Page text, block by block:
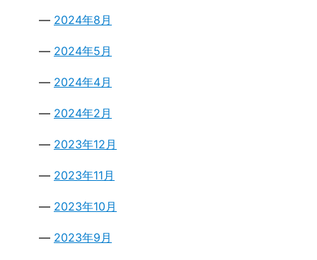
2024年8月
2024年5月
2024年4月
2024年2月
2023年12月
2023年11月
2023年10月
2023年9月